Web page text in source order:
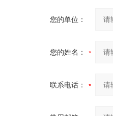
您的单位：
您的姓名：
联系电话：